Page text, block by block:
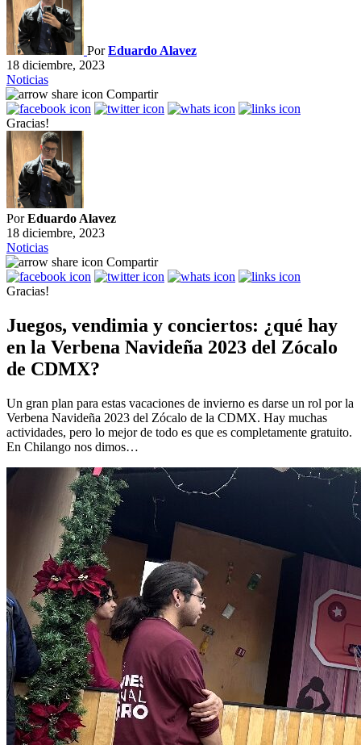
PorEduardo Alavez
18 diciembre, 2023
Noticias
Compartir
Gracias!
PorEduardo Alavez
18 diciembre, 2023
Noticias
Compartir
Gracias!
Juegos, vendimia y conciertos: ¿qué hay
en la Verbena Navideña 2023 del Zócalo
de CDMX?
Un gran plan para estas vacaciones de invierno es darse un rol por la
Verbena Navideña 2023 del Zócalo de la CDMX. Hay muchas
actividades, pero lo mejor de todo es que es completamente gratuito.
En Chilango nos dimos…